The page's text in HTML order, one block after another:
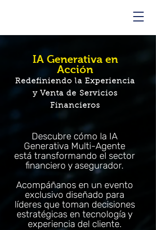
IA Generativa en
Acción
Redefiniendo la Experiencia
y Venta de Servicios
Financieros
Descubre cómo la IA
Generativa Multi-Agente
está transformando el sector
financiero y asegurador.
Acompáñanos en un evento
exclusivo diseñado para
líderes que toman decisiones
estratégicas en tecnología y
experiencia del cliente.